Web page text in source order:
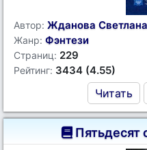
Автор: Жданова Светлана
Жанр: Фэнтези
Страниц: 229
Рейтинг: 3434 (4.55)
Читать
Пятьдесят